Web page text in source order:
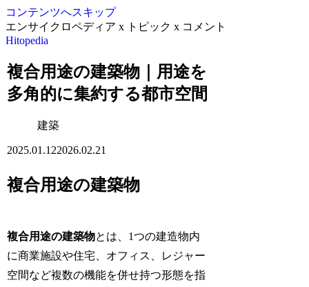
コンテンツへスキップ
エンサイクロペディア x トピック x コメント
Hitopedia
複合用途の建築物｜用途を
多角的に集約する都市空間
建築
2025.01.122026.02.21
複合用途の建築物
複合用途の建築物とは、1つの建造物内
に商業施設や住宅、オフィス、レジャー
空間など複数の機能を併せ持つ形態を指